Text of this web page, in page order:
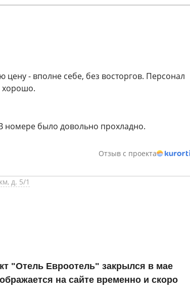
цену - вполне себе, без восторгов. Персонал
хорошо.
номере было довольно прохладно.
Отзыв с проекта
д. 5/1
"Отель Евроотель" закрылся в мае
на сайте временно и скоро